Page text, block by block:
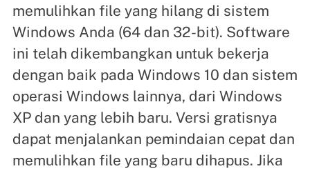
memulihkan file yang hilang di sistem
Windows Anda (64 dan 32-bit). Software
ini telah dikembangkan untuk bekerja
dengan baik pada Windows 10 dan sistem
operasi Windows lainnya, dari Windows
XP dan yang lebih baru. Versi gratisnya
dapat menjalankan pemindaian cepat dan
memulihkan file yang baru dihapus. Jika